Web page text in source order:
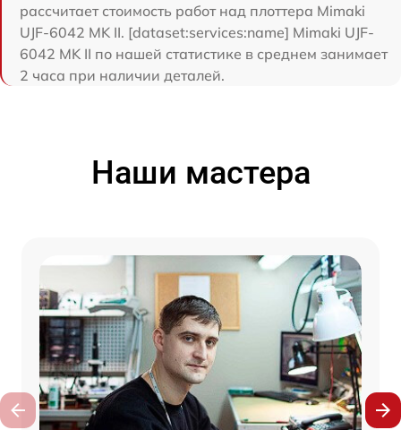
рассчитает стоимость работ над плоттера Mimaki
UJF-6042 MK II. [dataset:services:name] Mimaki UJF-
6042 MK II по нашей статистике в среднем занимает
2 часа при наличии деталей.
Наши мастера